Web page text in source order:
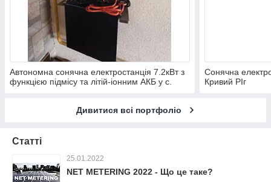
Автономна сонячна електростанція 7.2кВт з
функцією підмісу та літій-іонним АКБ у с.
Сонячна
Кривий РІг
Дивитися всі портфоліо
Статті
25.01.2022
NET METERING 2022 - Що це таке?